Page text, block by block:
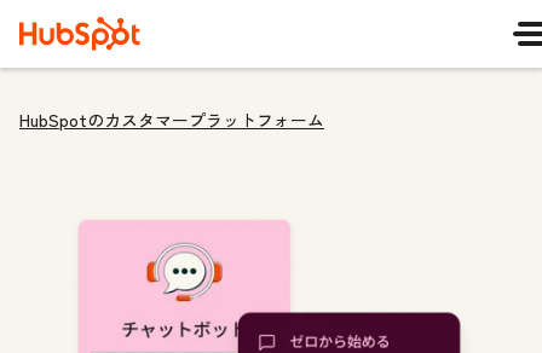
HubSpotのカスタマープラットフォーム